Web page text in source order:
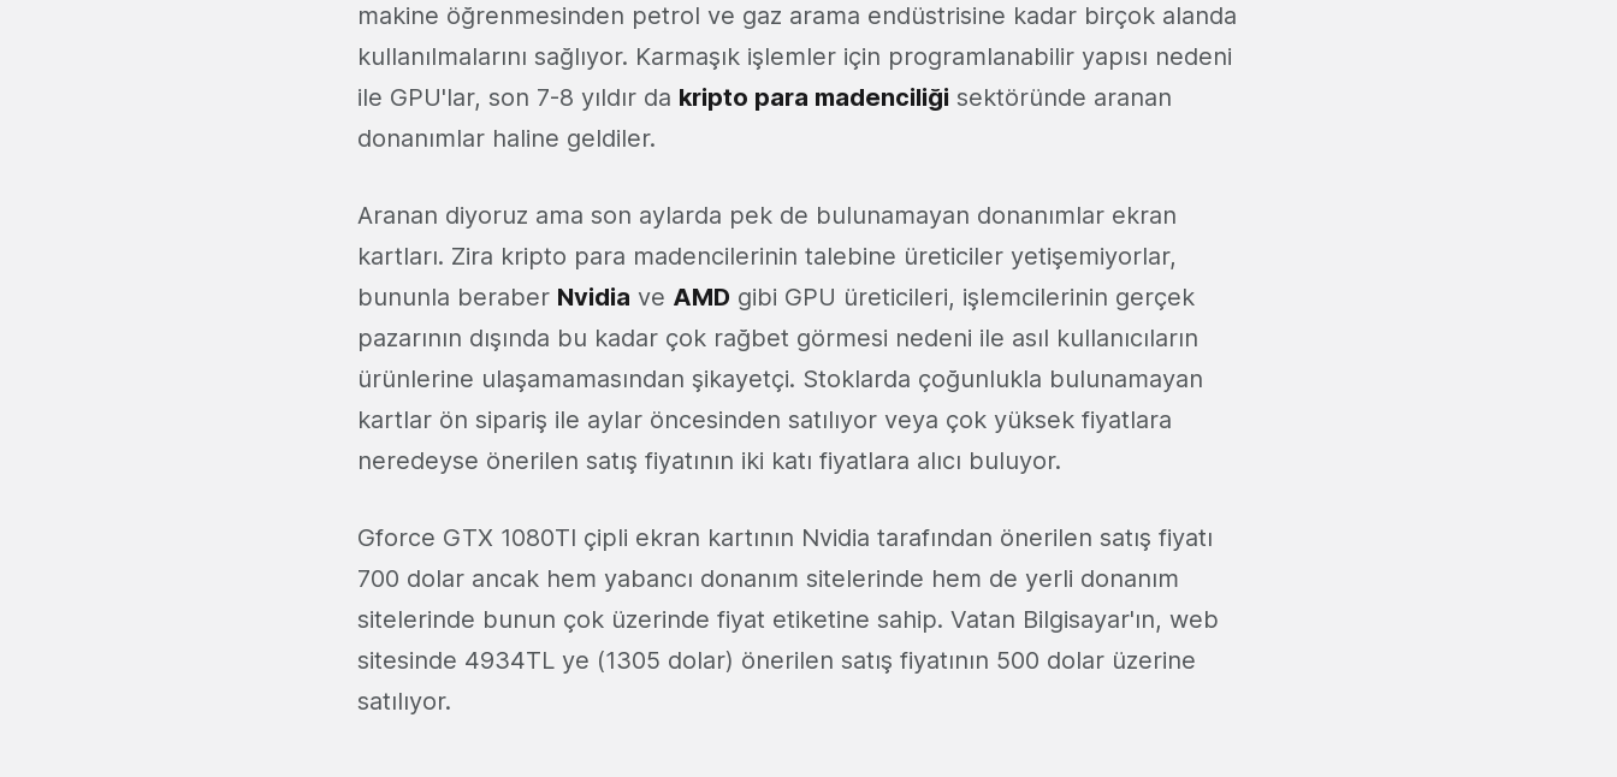
makine öğrenmesinden petrol ve gaz arama endüstrisine kadar birçok alanda
kullanılmalarını sağlıyor. Karmaşık işlemler için programlanabilir yapısı nedeni
ile GPU'lar, son 7-8 yıldır da kripto para madenciliği sektöründe aranan
donanımlar haline geldiler.
Aranan diyoruz ama son aylarda pek de bulunamayan donanımlar ekran
kartları. Zira kripto para madencilerinin talebine üreticiler yetişemiyorlar,
bununla beraber Nvidia ve AMD gibi GPU üreticileri, işlemcilerinin gerçek
pazarının dışında bu kadar çok rağbet görmesi nedeni ile asıl kullanıcıların
ürünlerine ulaşamamasından şikayetçi. Stoklarda çoğunlukla bulunamayan
kartlar ön sipariş ile aylar öncesinden satılıyor veya çok yüksek fiyatlara
neredeyse önerilen satış fiyatının iki katı fiyatlara alıcı buluyor.
Gforce GTX 1080TI çipli ekran kartının Nvidia tarafından önerilen satış fiyatı
700 dolar ancak hem yabancı donanım sitelerinde hem de yerli donanım
sitelerinde bunun çok üzerinde fiyat etiketine sahip. Vatan Bilgisayar'ın, web
sitesinde 4934TL ye (1305 dolar) önerilen satış fiyatının 500 dolar üzerine
satılıyor.